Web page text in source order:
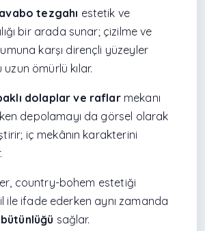
tezgahı estetik ve
bir arada sunar; çizilme ve
karşı dirençli yüzeyler
ömürlü kılar.
dolaplar ve raflarmekanı
depolamayı da görsel olarak
iç mekânın karakterini
country-bohem estetiği
ile ifade ederken aynı zamanda
sağlar.